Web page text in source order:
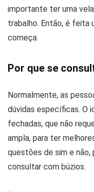
importante ter uma
trabalho. Então, é feita
começa.
Por que se
Normalmente, as
dúvidas específicas. O
fechadas, que não
ampla, para ter
questões de sim e não,
consultar com búzios.